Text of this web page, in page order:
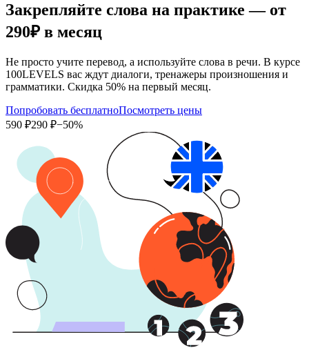
Закрепляйте слова на практике — от
290₽ в месяц
Не просто учите перевод, а используйте слова в речи. В курсе
100LEVELS вас ждут диалоги, тренажеры произношения и
грамматики. Скидка 50% на первый месяц.
Попробовать бесплатноПосмотреть цены
590 ₽290 ₽−50%